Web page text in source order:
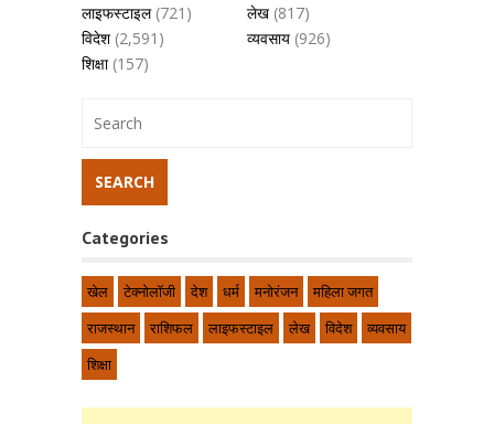
लाइफस्टाइल(721) लेख (817)
विदेश(2,591) व्यवसाय (926)
शिक्षा(157)
Categories
खेल टेक्नोलॉजी देश धर्म मनोरंजन
महिला जगत
राजस्थान
राशिफल लाइफस्टाइल लेख विदेश
व्यवसाय
शिक्षा